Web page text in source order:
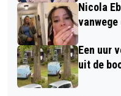
Nicola
Een uur
uit de